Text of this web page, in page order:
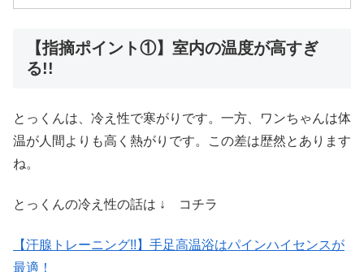
【指摘ポイント①】室内の温度が高すぎ
る!!
とっくんは、冷え性で寒がりです。一方、ワンちゃんは体
温が人間よりも高く熱がりです。この差は歴然とあります
ね。
とっくんの冷え性の話は ↓ コチラ
【汗腺トレーニング!!】手足高温浴はパインハイセンスが
最適！